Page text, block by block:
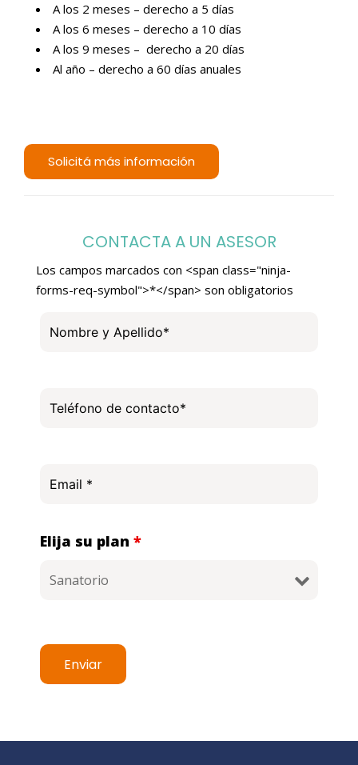
A los 2 meses – derecho a 5 días
A los 6 meses – derecho a 10 días
A los 9 meses – derecho a 20 días
Al año – derecho a 60 días anuales
Solicitá más información
CONTACTA A UN ASESOR
Los campos marcados con <span class="ninja-
forms-req-symbol">*</span> son obligatorios
Elija su plan *